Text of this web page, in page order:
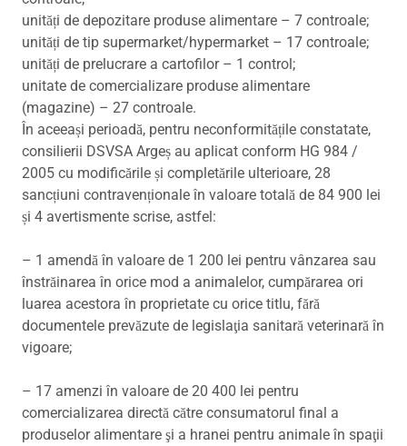
unități de depozitare produse alimentare – 7 controale;
unități de tip supermarket/hypermarket – 17 controale;
unități de prelucrare a cartofilor – 1 control;
unitate de comercializare produse alimentare
(magazine) – 27 controale.
În aceeași perioadă, pentru neconformitățile constatate,
consilierii DSVSA Argeș au aplicat conform HG 984 /
2005 cu modificările și completările ulterioare, 28
sancțiuni contravenționale în valoare totală de 84 900 lei
și 4 avertismente scrise, astfel:
– 1 amendă în valoare de 1 200 lei pentru vânzarea sau
înstrăinarea în orice mod a animalelor, cumpărarea ori
luarea acestora în proprietate cu orice titlu, fără
documentele prevăzute de legislaţia sanitară veterinară în
vigoare;
– 17 amenzi în valoare de 20 400 lei pentru
comercializarea directă către consumatorul final a
produselor alimentare şi a hranei pentru animale în spaţii